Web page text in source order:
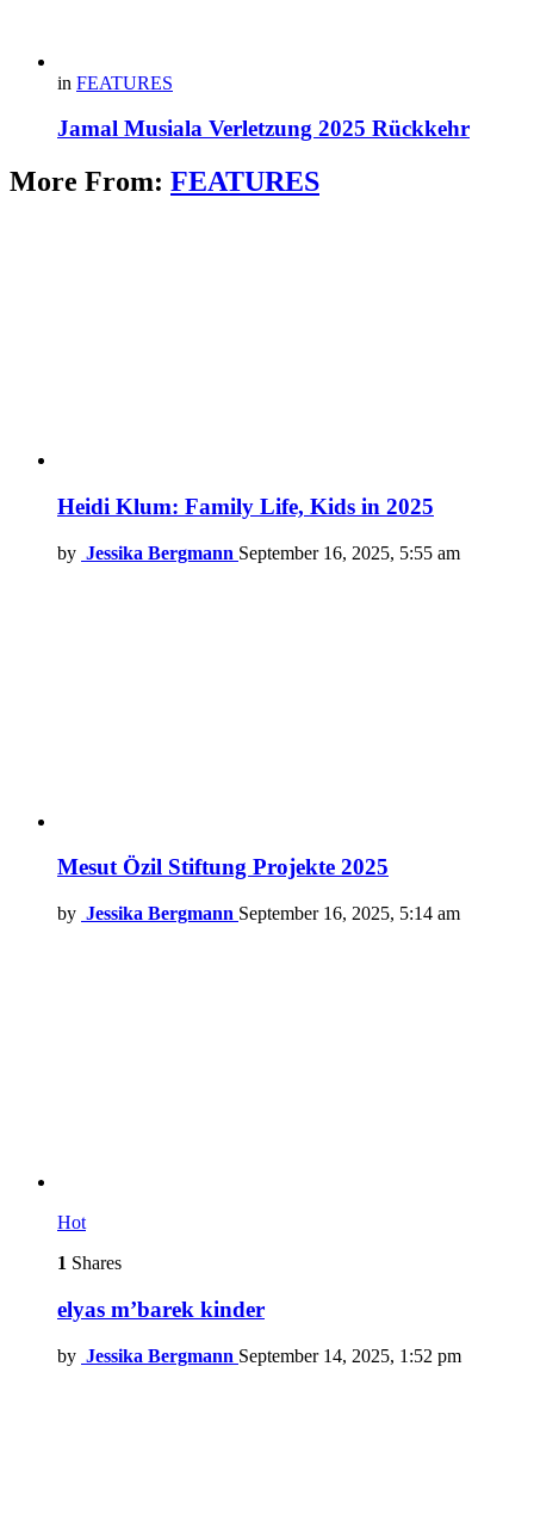
in FEATURES
Jamal Musiala Verletzung 2025 Rückkehr
More From: FEATURES
Heidi Klum: Family Life, Kids in 2025
by Jessika Bergmann September 16, 2025, 5:55 am
Mesut Özil Stiftung Projekte 2025
by Jessika Bergmann September 16, 2025, 5:14 am
Hot
1 Shares
elyas m’barek kinder
by Jessika Bergmann September 14, 2025, 1:52 pm